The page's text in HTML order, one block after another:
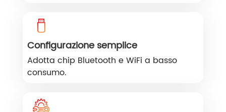
Configurazione semplice
Adotta chip Bluetooth e WiFi a basso
consumo.